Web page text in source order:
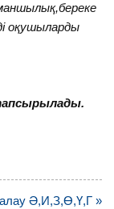
оқушыларды
Ә,И,З,Ө,Ү,Г »